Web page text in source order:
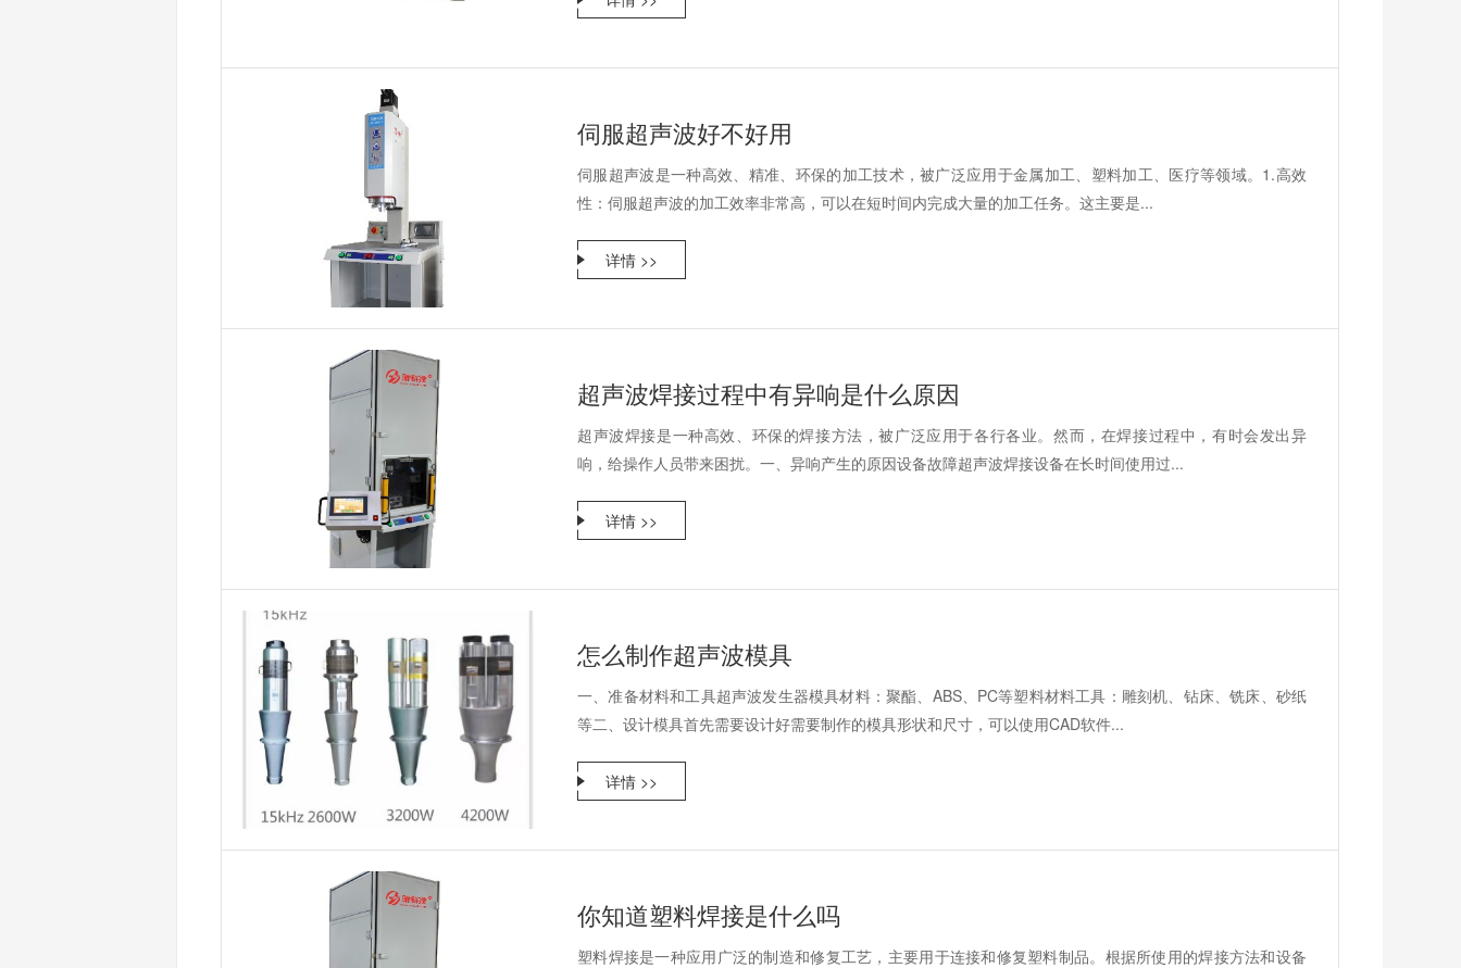
伺服超声波好不好用
伺服超声波是一种高效、精准、环保的加工技术，被广泛应用于金属加工、塑料加工、医疗等领域。1.高效
性：伺服超声波的加工效率非常高，可以在短时间内完成大量的加工任务。这主要是...
详情 >>
超声波焊接过程中有异响是什么原因
超声波焊接是一种高效、环保的焊接方法，被广泛应用于各行各业。然而，在焊接过程中，有时会发出异
响，给操作人员带来困扰。一、异响产生的原因设备故障超声波焊接设备在长时间使用过...
详情 >>
怎么制作超声波模具
一、准备材料和工具超声波发生器模具材料：聚酯、ABS、PC等塑料材料工具：雕刻机、钻床、铣床、砂纸
等二、设计模具首先需要设计好需要制作的模具形状和尺寸，可以使用CAD软件...
详情 >>
你知道塑料焊接是什么吗
塑料焊接是一种应用广泛的制造和修复工艺，主要用于连接和修复塑料制品。根据所使用的焊接方法和设备